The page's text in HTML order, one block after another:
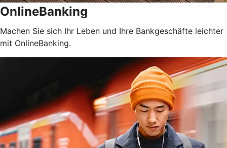
OnlineBanking
Machen Sie sich Ihr Leben und Ihre Bankgeschäfte leichter
mit OnlineBanking.